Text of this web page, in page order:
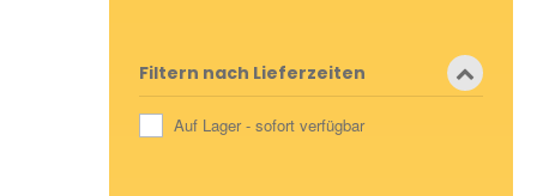
Filtern nach Lieferzeiten
Auf Lager - sofort verfügbar